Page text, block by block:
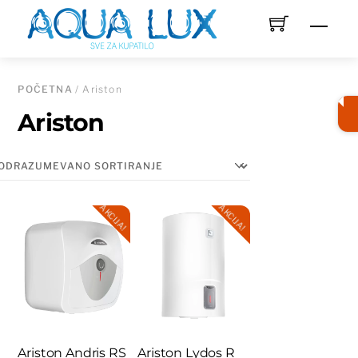
POČETNA/ Ariston
Ariston
AKCIJA!
Ariston Andris RS
AKCIJA!
Ariston Lydos R